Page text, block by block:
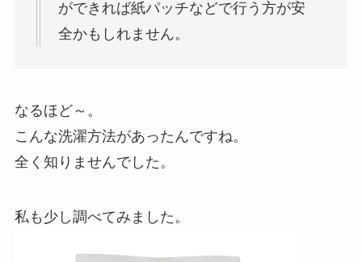
ができれば紙パッチなどで行う方が安
全かもしれません。
なるほど～。
こんな洗濯方法があったんですね。
全く知りませんでした。
私も少し調べてみました。